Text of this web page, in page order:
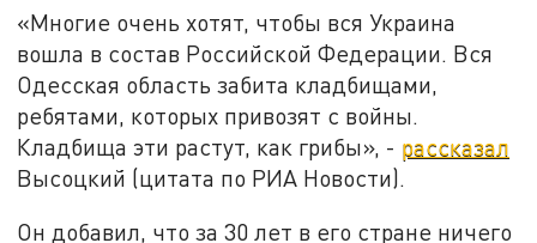
«Многие очень хотят, чтобы вся Украина
вошла в состав Российской Федерации. Вся
Одесская область забита кладбищами,
ребятами, которых привозят с войны.
Кладбища эти растут, как грибы», - рассказал
Высоцкий (цитата по РИА Новости).
Он добавил, что за 30 лет в его стране ничего